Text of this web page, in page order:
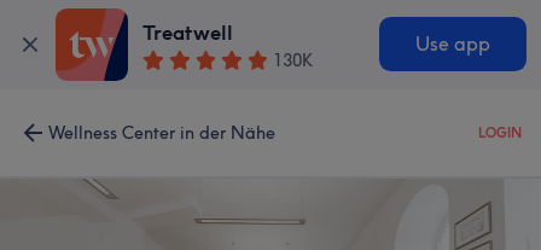
Treatwell
130K
Use app
Wellness Center in der Nähe LOGIN